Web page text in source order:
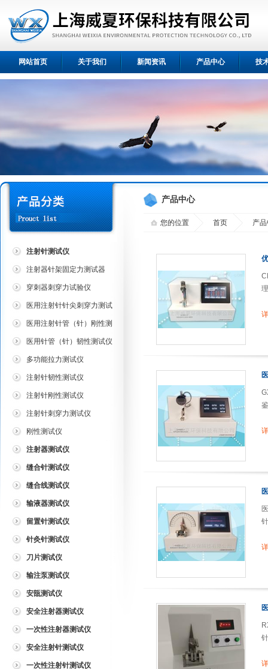
网站首页 关于我们 新闻资讯 产品中心 技
注射针测试仪
注射器针架固定力测试器
穿刺器刺穿力试验仪
医用注射针针尖刺穿力测试
仪
医用注射针管（针）刚性测
试仪
医用针管（针）韧性测试仪
多功能拉力测试仪
注射针韧性测试仪
注射针刚性测试仪
注射针刺穿力测试仪
刚性测试仪
注射器测试仪
缝合针测试仪
缝合线测试仪
输液器测试仪
留置针测试仪
针灸针测试仪
刀片测试仪
输注泵测试仪
安瓿测试仪
安全注射器测试仪
一次性注射器测试仪
安全注射针测试仪
一次性注射针测试仪
产品中心
您的位置 首页 产